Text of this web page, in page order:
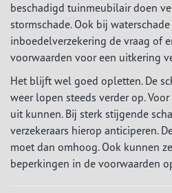
beschadigd tuinmeubilair doen
stormschade. Ook bij
inboedelverzekering de vraag of
voorwaarden voor een uitkering
Het blijft wel goed opletten. De
weer lopen steeds verder op.
uit kunnen. Bij sterk stijgende
verzekeraars hierop anticiperen.
moet dan omhoog. Ook kunnen
beperkingen in de voorwaarden